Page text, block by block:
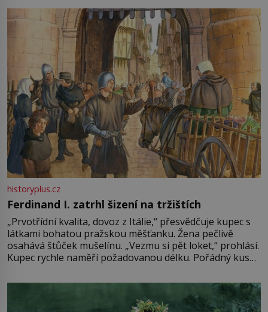
pře hned několik latinskoamerických zemí a k tomu
Francie, kde se traduje,
historyplus.cz
Ferdinand I. zatrhl šizení na tržištích
„Prvotřídní kvalita, dovoz z Itálie,“ přesvědčuje kupec s
látkami bohatou pražskou měšťanku. Žena pečlivě
osahává štůček mušelínu. „Vezmu si pět loket,“ prohlásí.
Kupec rychle naměří požadovanou délku. Pořádný kus
milostpaní. Stačí jenom na sukni,“ zhodnotí švadlena
množství růžového mušelínu. „Ošidili vás, podívejte.“
Vezme do ruky dřevěnou